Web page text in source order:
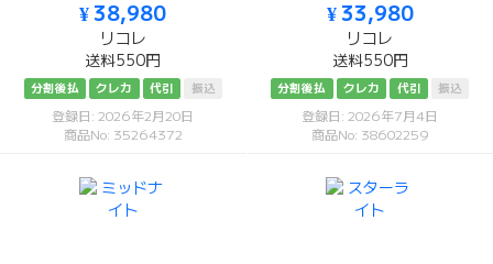
¥ 38,980
リコレ
送料550円
分割後払 クレカ 代引 振込
登録日: 2026年2月20日
商品No: 35264372
¥ 33,980
リコレ
送料550円
分割後払 クレカ 代引 振込
登録日: 2026年7月4日
商品No: 38602259